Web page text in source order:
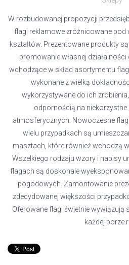
W rozbudowanej propozycji
flagi reklamowe zróżnicowane
kształtów. Prezentowane produkty
promowanie własnej
wchodzące w skład asortymentu
wykonane z wielką
wykorzystywane do ich
odpornością na niekorzystne
atmosferycznych. Nowoczesne
wielu przypadkach są
masztach, które również wchodzą w
Wszelkiego rodzaju wzory i napisy
flagach są doskonale
pogodowych. Zamontowanie
zdecydowanej większości
Oferowane flagi świetnie wywiązują
każdej porze